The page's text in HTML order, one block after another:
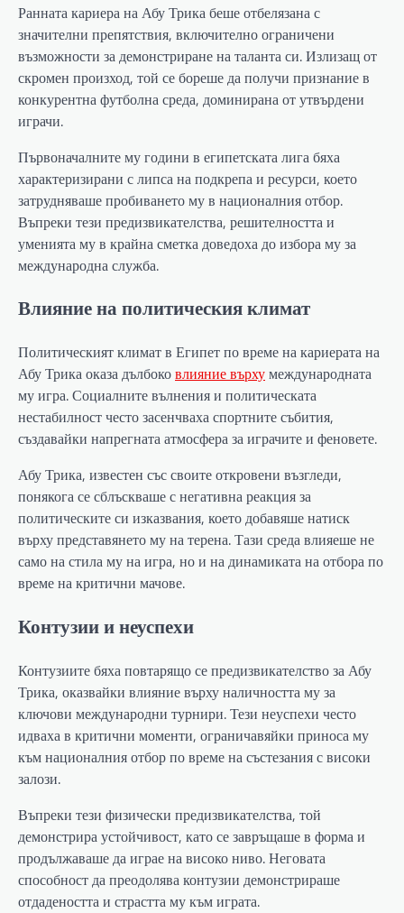
Ранната кариера на Абу Трика беше отбелязана с
значителни препятствия, включително ограничени
възможности за демонстриране на таланта си. Излизащ от
скромен произход, той се бореше да получи признание в
конкурентна футболна среда, доминирана от утвърдени
играчи.
Първоначалните му години в египетската лига бяха
характеризирани с липса на подкрепа и ресурси, което
затрудняваше пробиването му в националния отбор.
Въпреки тези предизвикателства, решителността и
уменията му в крайна сметка доведоха до избора му за
международна служба.
Влияние на политическия климат
Политическият климат в Египет по време на кариерата на
Абу Трика оказа дълбоковлияние върхумеждународната
му игра. Социалните вълнения и политическата
нестабилност често засенчваха спортните събития,
създавайки напрегната атмосфера за играчите и феновете.
Абу Трика, известен със своите откровени възгледи,
понякога се сблъскваше с негативна реакция за
политическите си изказвания, което добавяше натиск
върху представянето му на терена. Тази среда влияеше не
само на стила му на игра, но и на динамиката на отбора по
време на критични мачове.
Контузии и неуспехи
Контузиите бяха повтарящо се предизвикателство за Абу
Трика, оказвайки влияние върху наличността му за
ключови международни турнири. Тези неуспехи често
идваха в критични моменти, ограничавяйки приноса му
към националния отбор по време на състезания с високи
залози.
Въпреки тези физически предизвикателства, той
демонстрира устойчивост, като се завръщаше в форма и
продължаваше да играе на високо ниво. Неговата
способност да преодолява контузии демонстрираше
отдадеността и страстта му към играта.